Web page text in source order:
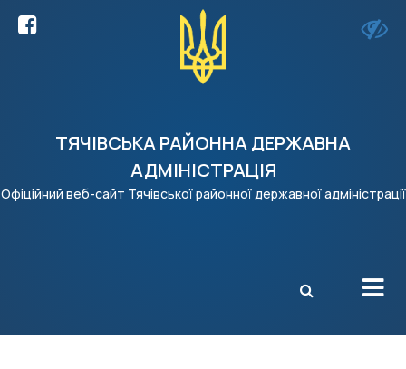
ТЯЧІВСЬКА РАЙОННА ДЕРЖАВНА
АДМІНІСТРАЦІЯ
Офіційний веб-сайт Тячівської районної державної адміністрації